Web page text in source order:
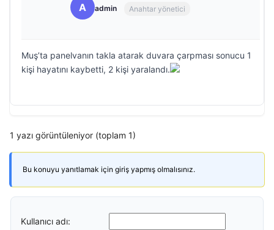
A admin Anahtar yönetici
Muş’ta panelvanın takla atarak duvara çarpması sonucu 1
kişi hayatını kaybetti, 2 kişi yaralandı.
1 yazı görüntüleniyor (toplam 1)
Bu konuyu yanıtlamak için giriş yapmış olmalısınız.
Kullanıcı adı: